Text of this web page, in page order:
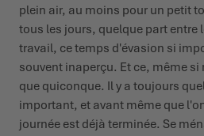
plein air, au moins pour un petit
tous les jours, quelque part entre
travail, ce temps d'évasion si
souvent inaperçu. Et ce, même
que quiconque. Il y a toujours
important, et avant même que
journée est déjà terminée. Se